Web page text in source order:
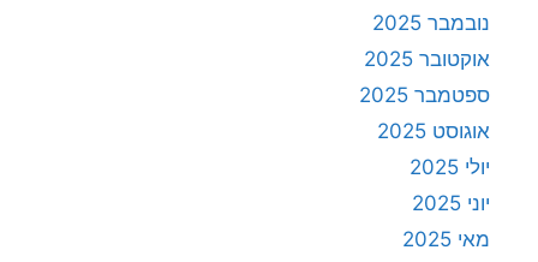
נובמבר 2025
אוקטובר 2025
ספטמבר 2025
אוגוסט 2025
יולי 2025
יוני 2025
מאי 2025